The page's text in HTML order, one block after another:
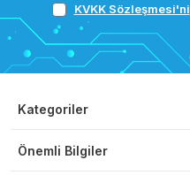
KVKK Sözleşmesi'ni
Kategoriler
Önemli Bilgiler